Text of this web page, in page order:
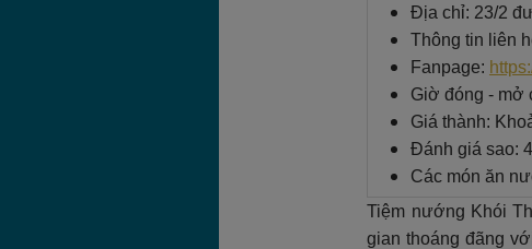
Địa chỉ: 23/2
Thông tin liên
Fanpage:
Giờ đóng - mở
Giá thành:
Đánh giá sao:
Các món ăn
Tiệm nướng Khói
gian thoáng đãng